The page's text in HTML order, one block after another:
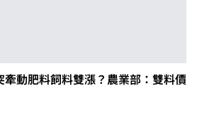
動肥料飼料雙漲？農業部：雙料價